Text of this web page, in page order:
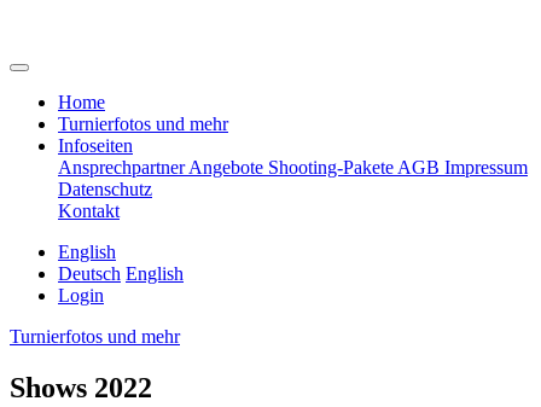
Home
Turnierfotos und mehr
Infoseiten
AnsprechpartnerAngebote Shooting-Pakete AGB Impressum
Datenschutz
Kontakt
English
Deutsch English
Login
Turnierfotos und mehr
Shows 2022